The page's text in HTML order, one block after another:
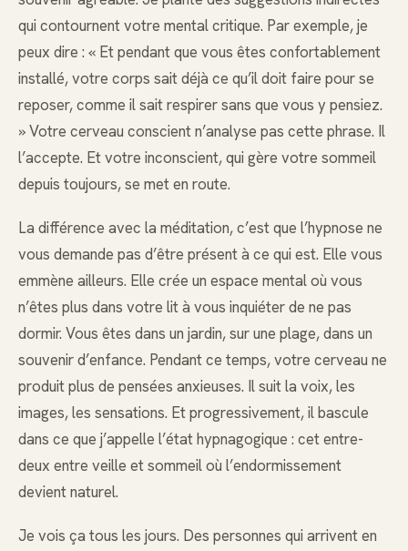
qui contournent votre mental critique. Par exemple, je
peux dire : « Et pendant que vous êtes confortablement
installé, votre corps sait déjà ce qu’il doit faire pour se
reposer, comme il sait respirer sans que vous y pensiez.
» Votre cerveau conscient n’analyse pas cette phrase. Il
l’accepte. Et votre inconscient, qui gère votre sommeil
depuis toujours, se met en route.
La différence avec la méditation, c’est que l’hypnose ne
vous demande pas d’être présent à ce qui est. Elle vous
emmène ailleurs. Elle crée un espace mental où vous
n’êtes plus dans votre lit à vous inquiéter de ne pas
dormir. Vous êtes dans un jardin, sur une plage, dans un
souvenir d’enfance. Pendant ce temps, votre cerveau ne
produit plus de pensées anxieuses. Il suit la voix, les
images, les sensations. Et progressivement, il bascule
dans ce que j’appelle l’état hypnagogique : cet entre-
deux entre veille et sommeil où l’endormissement
devient naturel.
Je vois ça tous les jours. Des personnes qui arrivent en